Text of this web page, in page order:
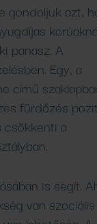
gondoljuk azt,
panasz. A
Egy, a
című
fürdőzés
csökkenti a
is segít.
van szociális